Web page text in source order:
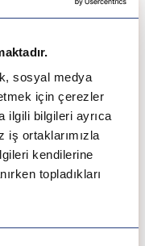
sosyal medya
için çerezler
ilgili bilgileri ayrıca
iş ortaklarımızla
kendilerine
topladıkları
ve online
ve
ortalama
minimum
senenizin